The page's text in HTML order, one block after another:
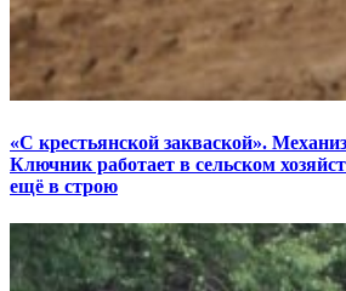
«С крестьянской закваской».
Ключник работает в сельском
ещё в строю